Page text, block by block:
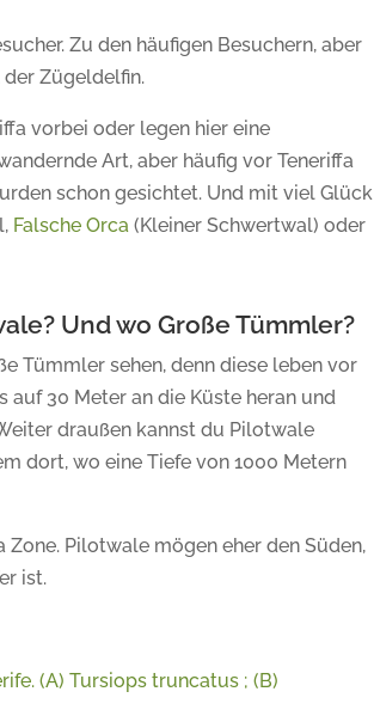
Zu den häufigen Besuchern, aber
Zügeldelfin.
vorbei oder legen hier eine
Art, aber häufig vor Teneriffa
schon gesichtet. Und mit viel Glück
Falsche Orca (Kleiner Schwertwal) oder
Und wo Große Tümmler?
Tümmler sehen, denn diese leben vor
auf 30 Meter an die Küste heran und
draußen kannst du Pilotwale
dort, wo eine Tiefe von 1000 Metern
Pilotwale mögen eher den Süden,
ist.